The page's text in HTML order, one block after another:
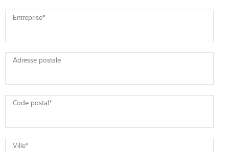
Entreprise*
Adresse postale
Code postal*
Ville*